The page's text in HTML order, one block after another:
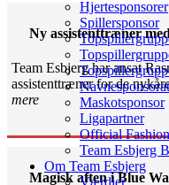
Hjertesponsorer
Spillersponsor
Navnesponsorat
Maskotsponsor
Ligapartner
Official
Team Esbjerg
Om Team Esbjerg
Værdier
Ny assistenttræner
Team Esbjerg har ansat
assistenttræner for de
mere
Magisk aften i Blue